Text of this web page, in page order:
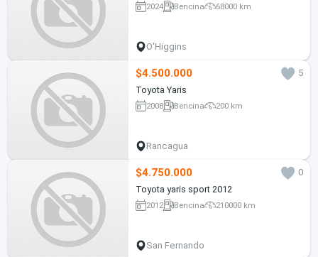
2024 Bencina 68000 km
O'Higgins
$4.500.000
5
Toyota Yaris
2008 Bencina 200 km
Rancagua
$4.750.000
0
Toyota yaris sport 2012
2012 Bencina 210000 km
San Fernando